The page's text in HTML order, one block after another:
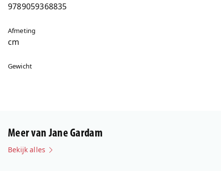
9789059368835
Afmeting
cm
Gewicht
Meer van Jane Gardam
Bekijk alles